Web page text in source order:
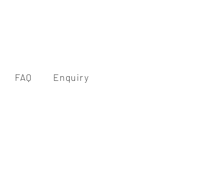
FAQ Enquiry